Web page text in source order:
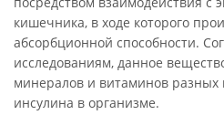
кишечника, в ходе которого
абсорбционной способности.
исследованиям, данное
минералов и витаминов разных
инсулина в организме.